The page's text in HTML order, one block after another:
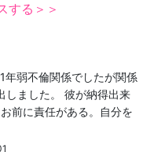
する＞＞
弱不倫関係でしたが関係
しました。 彼が納得出来
前に責任がある。自分を